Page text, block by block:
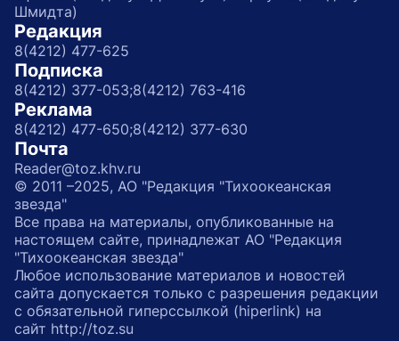
Шмидта)
Редакция
8(4212) 477-625
Подписка
8(4212) 377-053;8(4212) 763-416
Реклама
8(4212) 477-650;8(4212) 377-630
Почта
Reader@toz.khv.ru
© 2011 –2025, АО "Редакция "Тихоокеанская
звезда"
Все права на материалы, опубликованные на
настоящем сайте, принадлежат АО "Редакция
"Тихоокеанская звезда"
Любое использование материалов и новостей
сайта допускается только с разрешения редакции
с обязательной гиперссылкой (hiperlink) на
сайт http://toz.su